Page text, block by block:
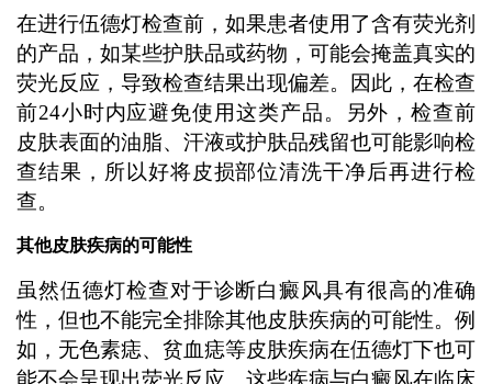
在进行伍德灯检查前，如果患者使用了含有荧光剂
的产品，如某些护肤品或药物，可能会掩盖真实的
荧光反应，导致检查结果出现偏差。因此，在检查
前24小时内应避免使用这类产品。另外，检查前
皮肤表面的油脂、汗液或护肤品残留也可能影响检
查结果，所以好将皮损部位清洗干净后再进行检
查。
其他皮肤疾病的可能性
虽然伍德灯检查对于诊断白癜风具有很高的准确
性，但也不能完全排除其他皮肤疾病的可能性。例
如，无色素痣、贫血痣等皮肤疾病在伍德灯下也可
能不会呈现出荧光反应。这些疾病与白癜风在临床